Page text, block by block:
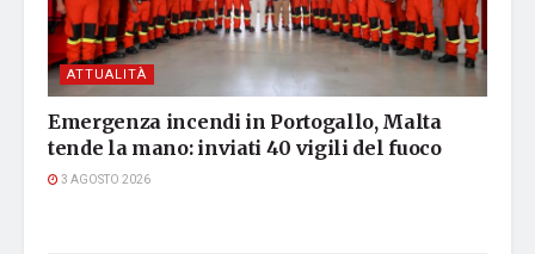
ATTUALITÀ
Emergenza incendi in Portogallo, Malta
tende la mano: inviati 40 vigili del fuoco
3 AGOSTO 2026